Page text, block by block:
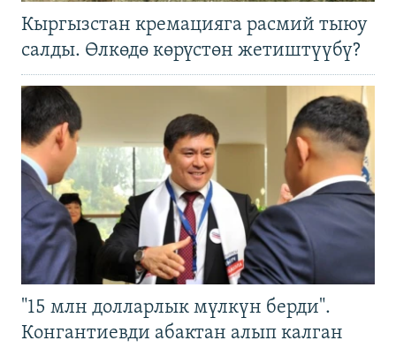
Кыргызстан кремацияга расмий тыюу
салды. Өлкөдө көрүстөн жетиштүүбү?
"15 млн долларлык мүлкүн берди".
Конгантиевди абактан алып калган